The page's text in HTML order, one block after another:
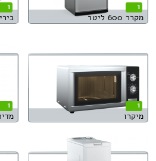
1
מקרר 600 ליטר
1
1
מיקרו
1